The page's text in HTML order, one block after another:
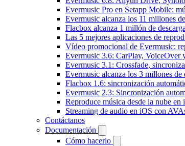
Evermusic Pro en Setapp Mobile:
Evermusic alcanza los 11 millones
Flacbox alcanza 1 millón de
Las 5 mejores aplicaciones de
Vídeo promocional de Evermusic:
Evermusic 3.6: CarPlay, VoiceOver
Evermusic 3.1: Crossfade,
Evermusic alcanza los 3 millones de
Flacbox 1.6: sincronización
Evermusic 2.3: Sincronización
Reproduce música desde la nube
Streaming de audio en iOS con
Contáctanos
Documentación
Cómo hacerlo